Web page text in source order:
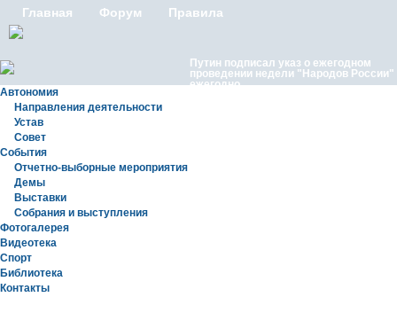
Главная Форум Правила
Автономия
Направления деятельности
Устав
Совет
События
Отчетно-выборные мероприятия
Демы
Выставки
Собрания и выступления
Фотогалерея
Видеотека
Спорт
Библиотека
Контакты
Путин подписал указ о ежегодном
проведении недели "Народов России"
ежегодно